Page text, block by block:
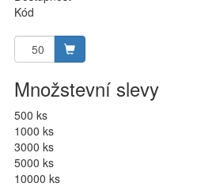
Kód
Množstevní slevy
500 ks
1000 ks
3000 ks
5000 ks
10000 ks